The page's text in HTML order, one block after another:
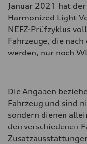
Januar 2021 hat
Harmonized Light
NEFZ-Prüfzyklus
Fahrzeuge, die
werden, nur noch
Die Angaben
Fahrzeug und sind
sondern dienen
den verschiedenen